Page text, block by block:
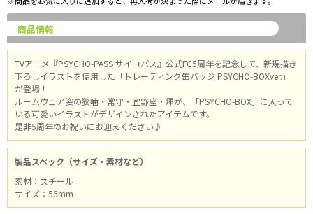
商品情報
TVアニメ『PSYCHO-PASS サイコパス』公式FC5周年を記念して、新規描き
下ろしイラストを使用した「トレーディング缶バッジ PSYCHO-BOXver.」
が登場！
ルームウェア姿の狡噛・常守・宜野座・煇が、「PSYCHO-BOX」に入って
いる可愛いイラストがデザインされたアイテムです。
是非5周年のお祝いにお迎えください♪
製品スペック（サイズ・素材など）
素材：スチール
サイズ：56mm